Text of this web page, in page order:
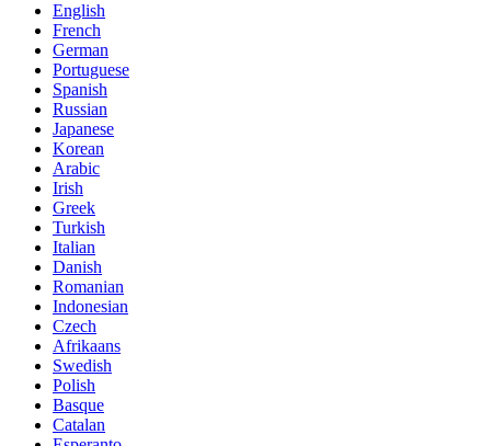
English
French
German
Portuguese
Spanish
Russian
Japanese
Korean
Arabic
Irish
Greek
Turkish
Italian
Danish
Romanian
Indonesian
Czech
Afrikaans
Swedish
Polish
Basque
Catalan